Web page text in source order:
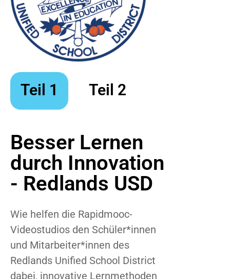
Teil 1 Teil 2
Besser Lernen
durch Innovation
- Redlands USD
Wie helfen die Rapidmooc-
Videostudios den Schüler*innen
und Mitarbeiter*innen des
Redlands Unified School District
dabei, innovative Lernmethoden